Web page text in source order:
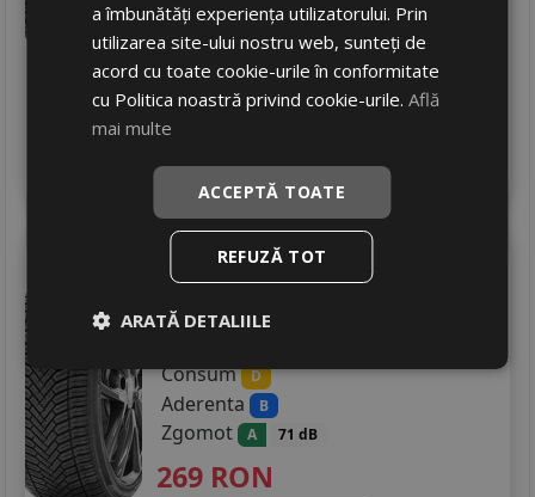
256RON
322 RON Discount20%
Ultima bucata!
4 Adauga in cos
GoldlineGl 4season+
Turisme
Consum D
Aderenta B
Zgomot A 71 dB
269 RON
a îmbunătăți experiența utilizatorului. Prin
utilizarea site-ului nostru web, sunteți de
acord cu toate cookie-urile în conformitate
cu Politica noastră privind cookie-urile.Află
mai multe
ACCEPTĂ TOATE
REFUZĂ TOT
ARATĂ DETALIILE